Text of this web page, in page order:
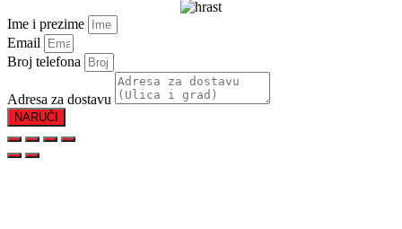
Ime i prezime
Email
Broj telefona
Adresa za dostavu
NARUČI